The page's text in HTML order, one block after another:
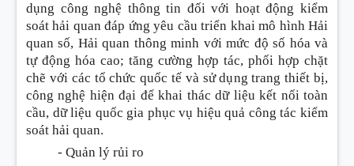
dụng công nghệ thông tin đối với hoạt động kiểm
soát hải quan đáp ứng yêu cầu triển khai mô hình Hải
quan số, Hải quan thông minh với mức độ số hóa và
tự động hóa cao; tăng cường hợp tác, phối hợp chặt
chẽ với các tổ chức quốc tế và sử dụng trang thiết bị,
công nghệ hiện đại để khai thác dữ liệu kết nối toàn
cầu, dữ liệu quốc gia phục vụ hiệu quả công tác kiểm
soát hải quan.
- Quản lý rủi ro